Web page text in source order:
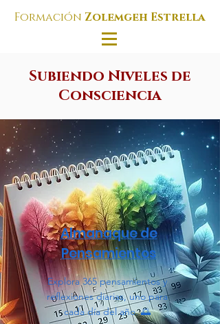
Formación Zolemgeh Estrella
Subiendo Niveles de
Consciencia
Almanaque de
Pensamientos
Explora 365 pensamientos y
reflexiones diarias, uno para
cada día del año. 🌅